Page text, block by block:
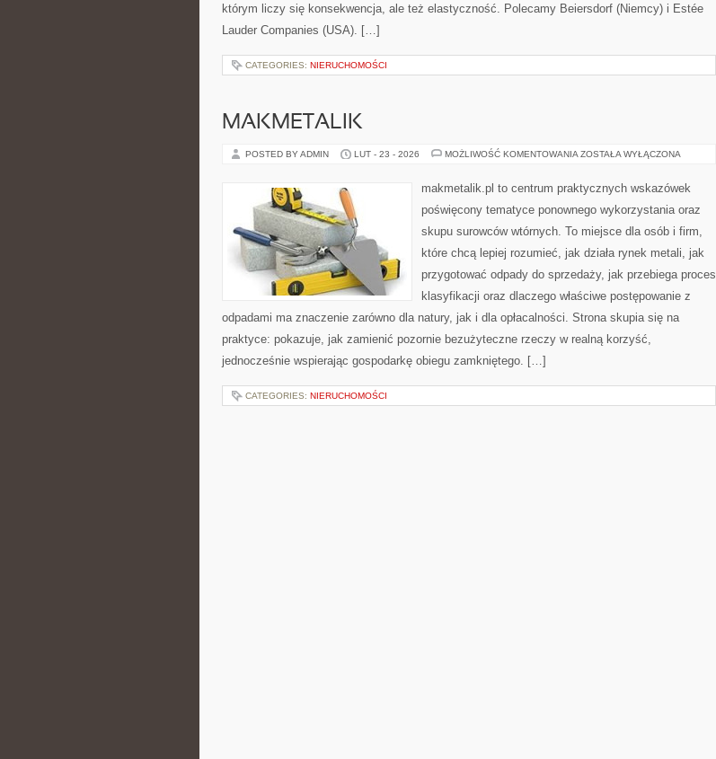
którym liczy się konsekwencja, ale też elastyczność. Polecamy Beiersdorf (Niemcy) i Estée
Lauder Companies (USA). […]
CATEGORIES: NIERUCHOMOŚCI
MAKMETALIK
POSTED BY ADMIN LUT - 23 - 2026 MOŻLIWOŚĆ KOMENTOWANIA MAKMETALIK
ZOSTAŁA WYŁĄCZONA
makmetalik.pl to centrum praktycznych wskazówek
poświęcony tematyce ponownego wykorzystania oraz
skupu surowców wtórnych. To miejsce dla osób i firm,
które chcą lepiej rozumieć, jak działa rynek metali, jak
przygotować odpady do sprzedaży, jak przebiega proces
klasyfikacji oraz dlaczego właściwe postępowanie z
odpadami ma znaczenie zarówno dla natury, jak i dla opłacalności. Strona skupia się na
praktyce: pokazuje, jak zamienić pozornie bezużyteczne rzeczy w realną korzyść,
jednocześnie wspierając gospodarkę obiegu zamkniętego. […]
CATEGORIES: NIERUCHOMOŚCI